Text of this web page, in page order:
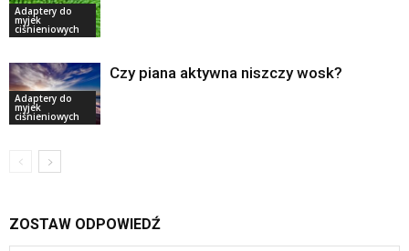
Adaptery do
myjek
ciśnieniowych
Adaptery do
myjek
ciśnieniowych
Czy piana aktywna niszczy wosk?
ZOSTAW ODPOWIEDŹ